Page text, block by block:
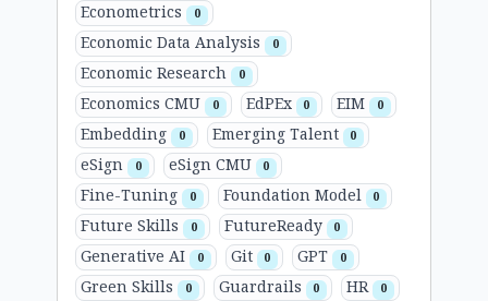
Econometrics 0
Economic Data Analysis 0
Economic Research 0
Economics CMU 0 EdPEx 0 EIM 0
Embedding 0 Emerging Talent 0
eSign 0 eSign CMU 0
Fine-Tuning 0 Foundation Model 0
Future Skills 0 FutureReady 0
Generative AI 0 Git 0 GPT 0
Green Skills 0 Guardrails 0 HR 0